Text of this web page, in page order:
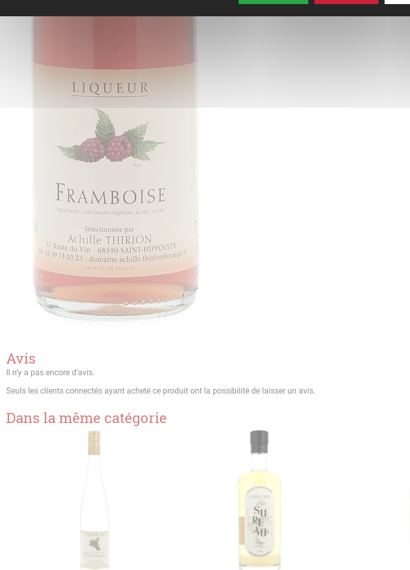
Avis
Il n’y a pas encore d’avis.
Seuls les clients connectés ayant acheté ce produit ont la possibilité de laisser un avis.
Dans la même catégorie